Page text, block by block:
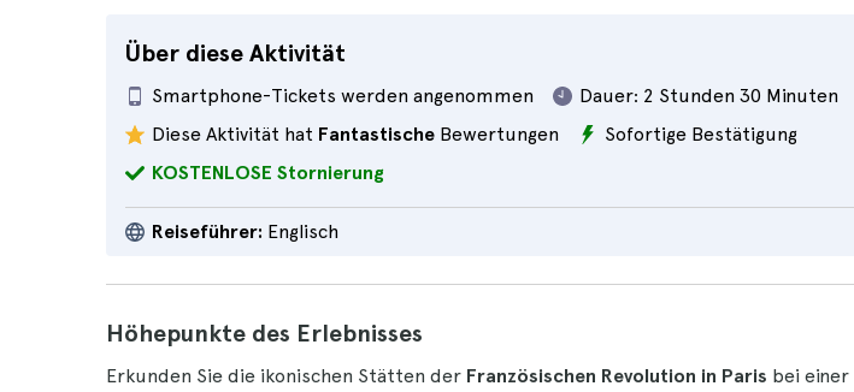
Über diese Aktivität
Smartphone-Tickets werden angenommen Dauer: 2 Stunden 30 Minuten
Diese Aktivität hat Fantastische Bewertungen
Sofortige Bestätigung
KOSTENLOSE Stornierung
Reiseführer: Englisch
Höhepunkte des Erlebnisses
Erkunden Sie die ikonischen Stätten der Französischen Revolution in Paris bei einer